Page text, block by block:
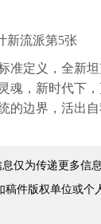
准定义，全新
魂，新时代下
的边界，活出自
仅为传递更多信
件版权单位或个